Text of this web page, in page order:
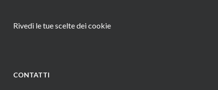
Rivedi le tue scelte dei cookie
CONTATTI